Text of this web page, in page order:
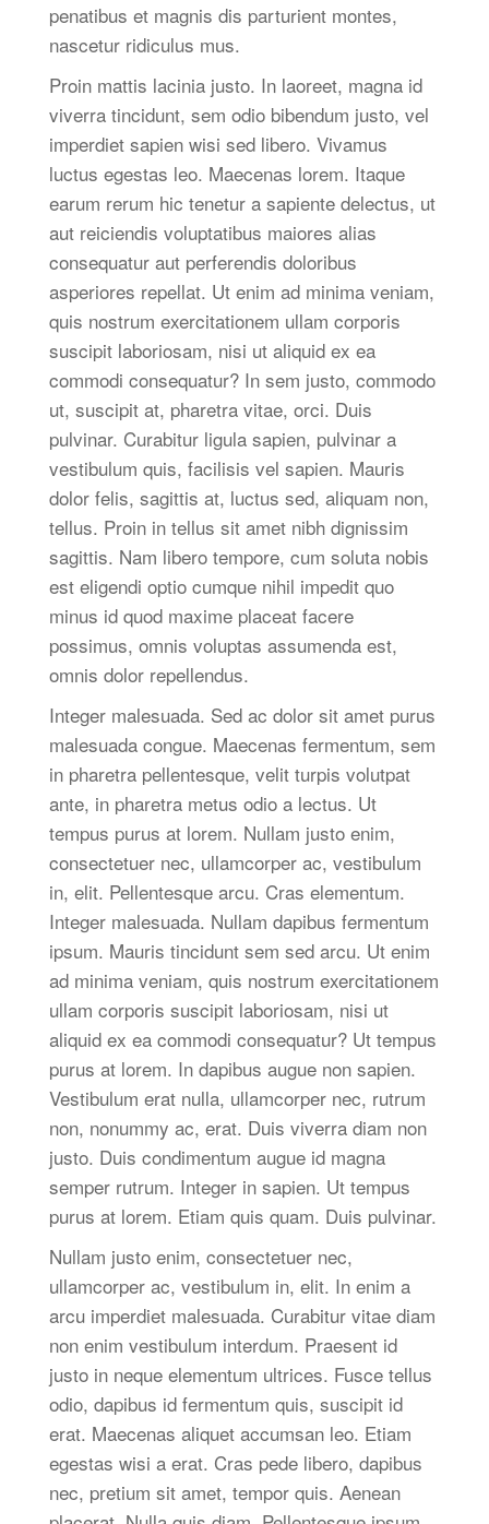
penatibus et magnis dis parturient montes,
nascetur ridiculus mus.
Proin mattis lacinia justo. In laoreet, magna id
viverra tincidunt, sem odio bibendum justo, vel
imperdiet sapien wisi sed libero. Vivamus
luctus egestas leo. Maecenas lorem. Itaque
earum rerum hic tenetur a sapiente delectus, ut
aut reiciendis voluptatibus maiores alias
consequatur aut perferendis doloribus
asperiores repellat. Ut enim ad minima veniam,
quis nostrum exercitationem ullam corporis
suscipit laboriosam, nisi ut aliquid ex ea
commodi consequatur? In sem justo, commodo
ut, suscipit at, pharetra vitae, orci. Duis
pulvinar. Curabitur ligula sapien, pulvinar a
vestibulum quis, facilisis vel sapien. Mauris
dolor felis, sagittis at, luctus sed, aliquam non,
tellus. Proin in tellus sit amet nibh dignissim
sagittis. Nam libero tempore, cum soluta nobis
est eligendi optio cumque nihil impedit quo
minus id quod maxime placeat facere
possimus, omnis voluptas assumenda est,
omnis dolor repellendus.
Integer malesuada. Sed ac dolor sit amet purus
malesuada congue. Maecenas fermentum, sem
in pharetra pellentesque, velit turpis volutpat
ante, in pharetra metus odio a lectus. Ut
tempus purus at lorem. Nullam justo enim,
consectetuer nec, ullamcorper ac, vestibulum
in, elit. Pellentesque arcu. Cras elementum.
Integer malesuada. Nullam dapibus fermentum
ipsum. Mauris tincidunt sem sed arcu. Ut enim
ad minima veniam, quis nostrum exercitationem
ullam corporis suscipit laboriosam, nisi ut
aliquid ex ea commodi consequatur? Ut tempus
purus at lorem. In dapibus augue non sapien.
Vestibulum erat nulla, ullamcorper nec, rutrum
non, nonummy ac, erat. Duis viverra diam non
justo. Duis condimentum augue id magna
semper rutrum. Integer in sapien. Ut tempus
purus at lorem. Etiam quis quam. Duis pulvinar.
Nullam justo enim, consectetuer nec,
ullamcorper ac, vestibulum in, elit. In enim a
arcu imperdiet malesuada. Curabitur vitae diam
non enim vestibulum interdum. Praesent id
justo in neque elementum ultrices. Fusce tellus
odio, dapibus id fermentum quis, suscipit id
erat. Maecenas aliquet accumsan leo. Etiam
egestas wisi a erat. Cras pede libero, dapibus
nec, pretium sit amet, tempor quis. Aenean